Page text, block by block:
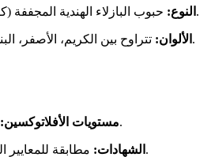
النوع: حبوب البازلاء الهندية المجففة (كاملة، منظفة ومرتبة).
الألوان: تتراوح بين الكريم، الأصفر، البني، الأحمر أو منقوش.
مستويات الأفلاتوكسين:<10 جزء في البليون.
الشهادات: مطابقة للمعايير الدولية لسلامة الأغذية.